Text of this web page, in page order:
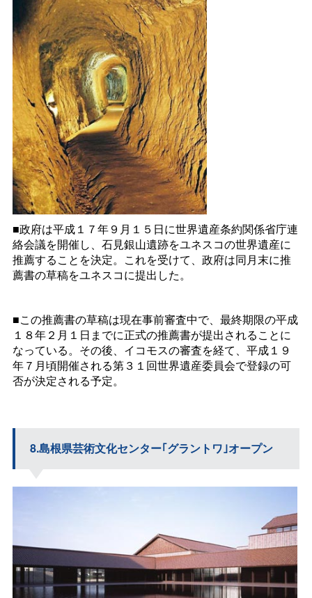
■政府は平成１７年９月１５日に世界遺産条約関係省庁連
絡会議を開催し、石見銀山遺跡をユネスコの世界遺産に
推薦することを決定。これを受けて、政府は同月末に推
薦書の草稿をユネスコに提出した。
■この推薦書の草稿は現在事前審査中で、最終期限の平成
１８年２月１日までに正式の推薦書が提出されることに
なっている。その後、イコモスの審査を経て、平成１９
年７月頃開催される第３１回世界遺産委員会で登録の可
否が決定される予定。
8.島根県芸術文化センター｢グラントワ｣オープン